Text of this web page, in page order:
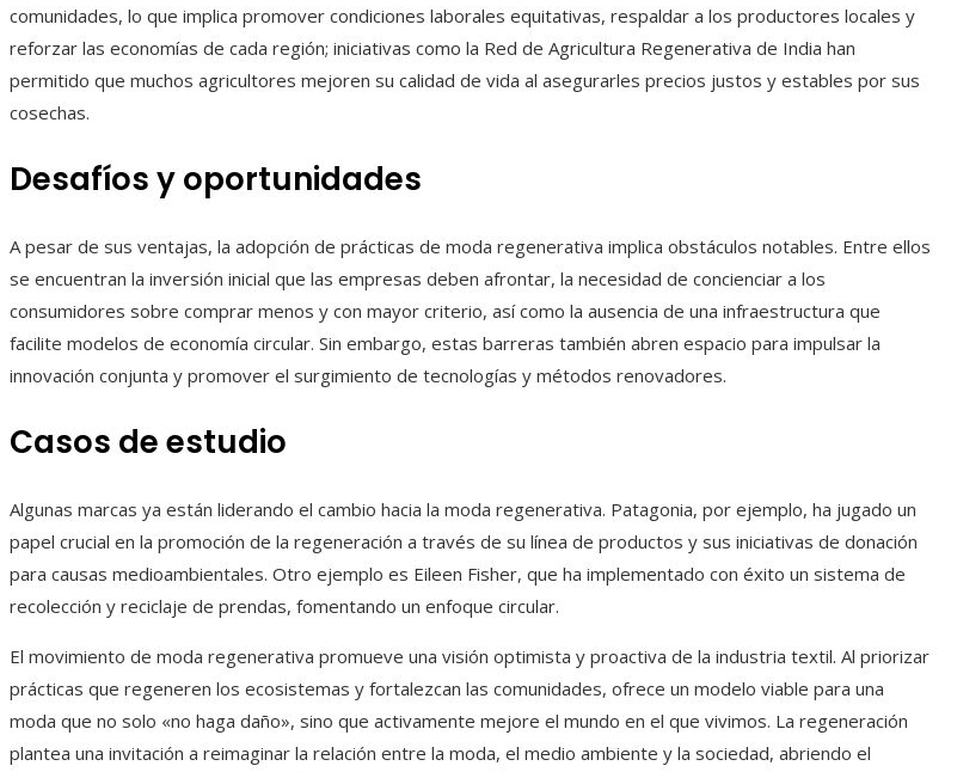
comunidades, lo que implica promover condiciones laborales equitativas, respaldar a los productores locales y
reforzar las economías de cada región; iniciativas como la Red de Agricultura Regenerativa de India han
permitido que muchos agricultores mejoren su calidad de vida al asegurarles precios justos y estables por sus
cosechas.
Desafíos y oportunidades
A pesar de sus ventajas, la adopción de prácticas de moda regenerativa implica obstáculos notables. Entre ellos
se encuentran la inversión inicial que las empresas deben afrontar, la necesidad de concienciar a los
consumidores sobre comprar menos y con mayor criterio, así como la ausencia de una infraestructura que
facilite modelos de economía circular. Sin embargo, estas barreras también abren espacio para impulsar la
innovación conjunta y promover el surgimiento de tecnologías y métodos renovadores.
Casos de estudio
Algunas marcas ya están liderando el cambio hacia la moda regenerativa. Patagonia, por ejemplo, ha jugado un
papel crucial en la promoción de la regeneración a través de su línea de productos y sus iniciativas de donación
para causas medioambientales. Otro ejemplo es Eileen Fisher, que ha implementado con éxito un sistema de
recolección y reciclaje de prendas, fomentando un enfoque circular.
El movimiento de moda regenerativa promueve una visión optimista y proactiva de la industria textil. Al priorizar
prácticas que regeneren los ecosistemas y fortalezcan las comunidades, ofrece un modelo viable para una
moda que no solo «no haga daño», sino que activamente mejore el mundo en el que vivimos. La regeneración
plantea una invitación a reimaginar la relación entre la moda, el medio ambiente y la sociedad, abriendo el